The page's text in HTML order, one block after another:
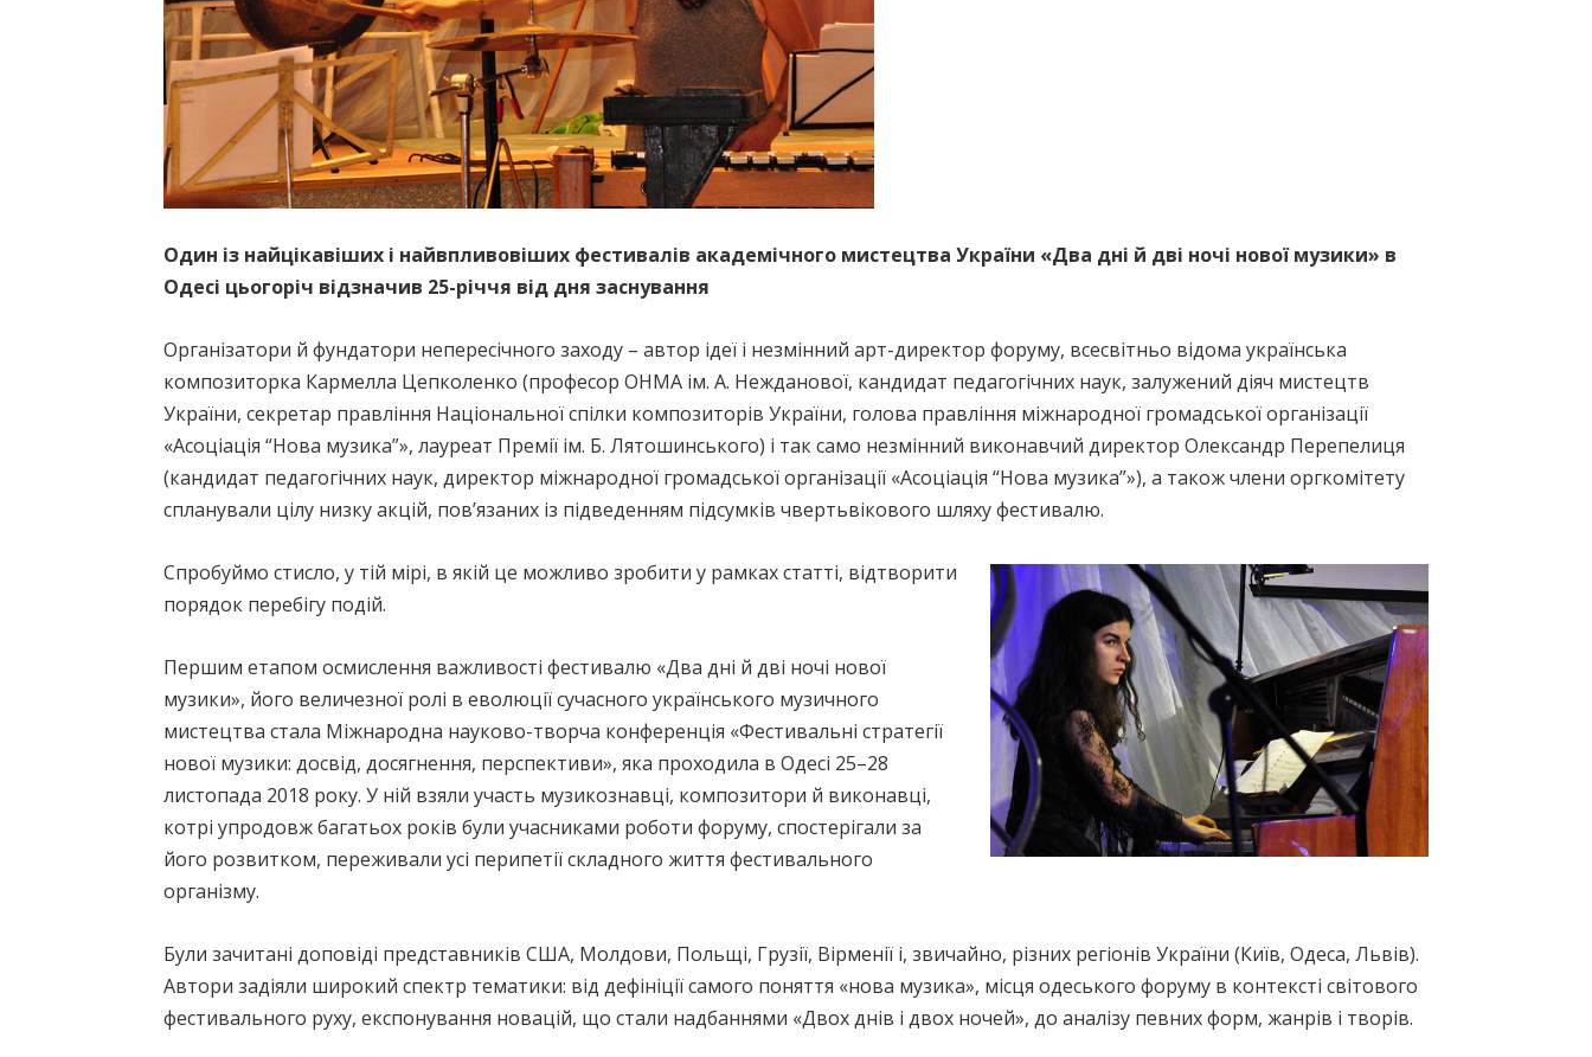
Один із найцікавіших і найвпливовіших фестивалів академічного мистецтва України «Два дні й дві ночі нової музики» в
Одесі цьогоріч відзначив 25-річчя від дня заснування
Організатори й фундатори непересічного заходу – автор ідеї і незмінний арт-директор форуму, всесвітньо відома українська
композиторка Кармелла Цепколенко (професор ОНМА ім. А. Нежданової, кандидат педагогічних наук, залужений діяч мистецтв
України, секретар правління Національної спілки композиторів України, голова правління міжнародної громадської організації
«Асоціація “Нова музика”», лауреат Премії ім. Б. Лятошинського) і так само незмінний виконавчий директор Олександр Перепелиця
(кандидат педагогічних наук, директор міжнародної громадської організації «Асоціація “Нова музика”»), а також члени оргкомітету
спланували цілу низку акцій, пов’язаних із підведенням підсумків чвертьвікового шляху фестивалю.
Спробуймо стисло, у тій мірі, в якій це можливо зробити у рамках статті, відтворити
порядок перебігу подій.
Першим етапом осмислення важливості фестивалю «Два дні й дві ночі нової
музики», його величезної ролі в еволюції сучасного українського музичного
мистецтва стала Міжнародна науково-творча конференція «Фестивальні стратегії
нової музики: досвід, досягнення, перспективи», яка проходила в Одесі 25–28
листопада 2018 року. У ній взяли участь музикознавці, композитори й виконавці,
котрі упродовж багатьох років були учасниками роботи форуму, спостерігали за
його розвитком, переживали усі перипетії складного життя фестивального
організму.
Були зачитані доповіді представників США, Молдови, Польщі, Грузії, Вірменії і, звичайно, різних регіонів України (Київ, Одеса, Львів).
Автори задіяли широкий спектр тематики: від дефініції самого поняття «нова музика», місця одеського форуму в контексті світового
фестивального руху, експонування новацій, що стали надбаннями «Двох днів і двох ночей», до аналізу певних форм, жанрів і творів.